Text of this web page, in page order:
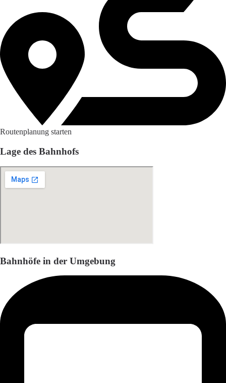
Routenplanung starten
Lage des Bahnhofs
Bahnhöfe in der Umgebung